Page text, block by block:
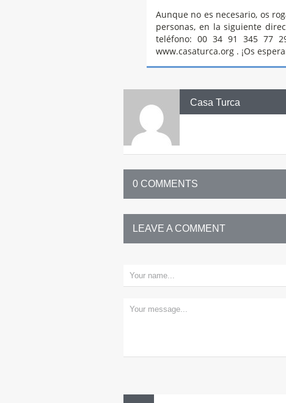
Aunque no es necesario, os
personas, en la siguiente
teléfono: 00 34 91 345 77
www.casaturca.org . ¡Os
Casa Turca
0 COMMENTS
LEAVE A COMMENT